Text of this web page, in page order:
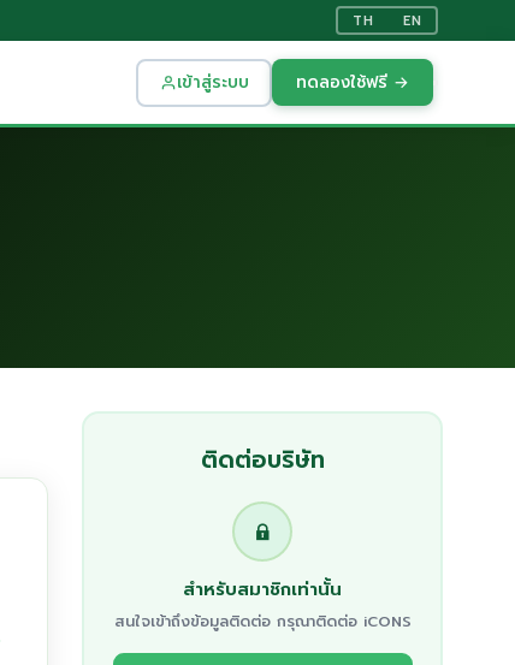
TH EN
เข้าสู่ระบบ ทดลองใช้ฟรี →
ติดต่อบริษัท
สำหรับสมาชิกเท่านั้น
สนใจเข้าถึงข้อมูลติดต่อ กรุณาติดต่อ iCONS